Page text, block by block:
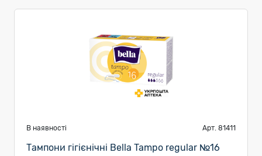
В наявності Арт. 81411
Тампони гігієнічні Bella Tampo regular №16